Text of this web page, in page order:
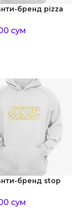
бренд pizza
сум
бренд stop
сум